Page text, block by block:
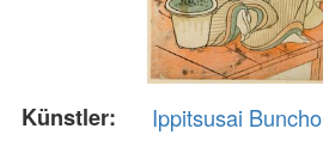
Künstler:
Ippitsusai Buncho